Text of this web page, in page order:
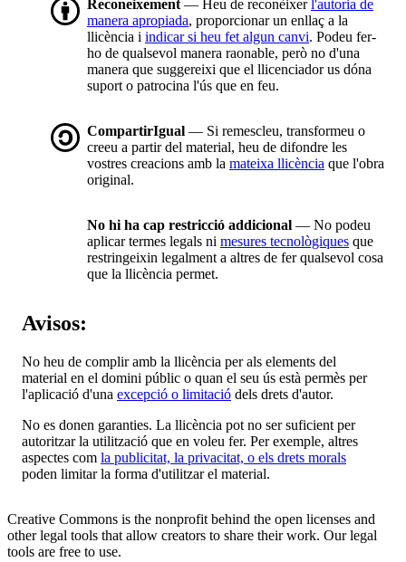
Reconeixement — Heu de reconèixer l'autoria de
manera apropiada, proporcionar un enllaç a la
llicència i indicar si heu fet algun canvi. Podeu fer-
ho de qualsevol manera raonable, però no d'una
manera que suggereixi que el llicenciador us dóna
suport o patrocina l'ús que en feu.
CompartirIgual — Si remescleu, transformeu o
creeu a partir del material, heu de difondre les
vostres creacions amb la mateixa llicència que l'obra
original.
No hi ha cap restricció addicional — No podeu
aplicar termes legals ni mesures tecnològiques que
restringeixin legalment a altres de fer qualsevol cosa
que la llicència permet.
Avisos:
No heu de complir amb la llicència per als elements del
material en el domini públic o quan el seu ús està permès per
l'aplicació d'una excepció o limitació dels drets d'autor.
No es donen garanties. La llicència pot no ser suficient per
autoritzar la utilització que en voleu fer. Per exemple, altres
aspectes com la publicitat, la privacitat, o els drets morals
poden limitar la forma d'utilitzar el material.
Creative Commons is the nonprofit behind the open licenses and
other legal tools that allow creators to share their work. Our legal
tools are free to use.